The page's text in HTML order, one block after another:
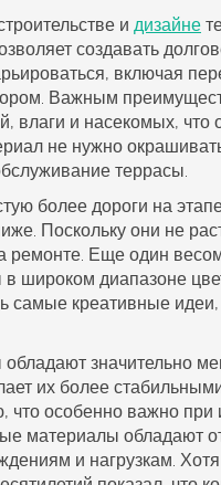
и дизайне
создавать
включая
Важным
влаги и насекомых, что
не нужно
террасы.
более дороги на
Поскольку они не
ремонте. Еще один
широком диапазоне
самые креативные
значительно
их более
особенно важно при
материалы обладают
и нагрузкам.